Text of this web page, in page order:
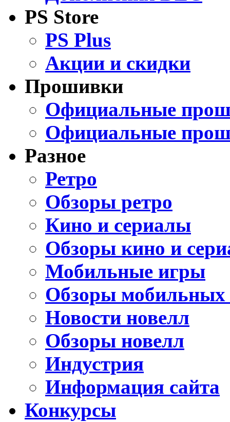
PS Store
PS Plus
Акции и скидки
Прошивки
Официальные
Официальные
Разное
Ретро
Обзоры ретро
Кино и сериалы
Обзоры кино и
Мобильные игры
Обзоры мобильных
Новости новелл
Обзоры новелл
Индустрия
Информация сайта
Конкурсы